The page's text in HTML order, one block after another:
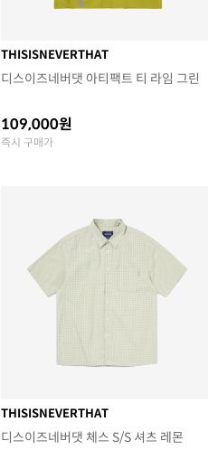
THISISNEVERTHAT
디스이즈네버댓 아티팩트 티 라임 그린
109,000원
즉시 구매가
THISISNEVERTHAT
디스이즈네버댓 체스 S/S 셔츠 레몬